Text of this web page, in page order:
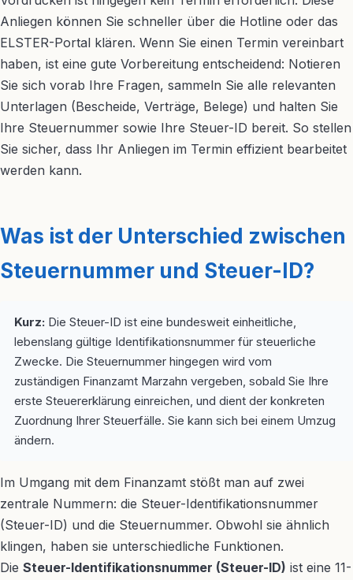
Anliegen können Sie schneller über die Hotline oder das
ELSTER-Portal klären. Wenn Sie einen Termin vereinbart
haben, ist eine gute Vorbereitung entscheidend: Notieren
Sie sich vorab Ihre Fragen, sammeln Sie alle relevanten
Unterlagen (Bescheide, Verträge, Belege) und halten Sie
Ihre Steuernummer sowie Ihre Steuer-ID bereit. So stellen
Sie sicher, dass Ihr Anliegen im Termin effizient bearbeitet
werden kann.
Was ist der Unterschied zwischen
Steuernummer und Steuer-ID?
Kurz: Die Steuer-ID ist eine bundesweit einheitliche,
lebenslang gültige Identifikationsnummer für steuerliche
Zwecke. Die Steuernummer hingegen wird vom
zuständigen Finanzamt Marzahn vergeben, sobald Sie Ihre
erste Steuererklärung einreichen, und dient der konkreten
Zuordnung Ihrer Steuerfälle. Sie kann sich bei einem Umzug
ändern.
Im Umgang mit dem Finanzamt stößt man auf zwei
zentrale Nummern: die Steuer-Identifikationsnummer
(Steuer-ID) und die Steuernummer. Obwohl sie ähnlich
klingen, haben sie unterschiedliche Funktionen.
Die Steuer-Identifikationsnummer (Steuer-ID) ist eine 11-